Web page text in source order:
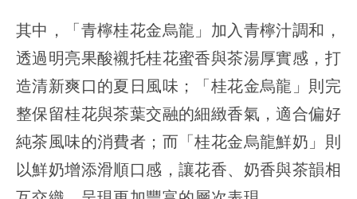
其中，「青檸桂花金烏龍」加入青檸汁調和，
透過明亮果酸襯托桂花蜜香與茶湯厚實感，打
造清新爽口的夏日風味；「桂花金烏龍」則完
整保留桂花與茶葉交融的細緻香氣，適合偏好
純茶風味的消費者；而「桂花金烏龍鮮奶」則
以鮮奶增添滑順口感，讓花香、奶香與茶韻相